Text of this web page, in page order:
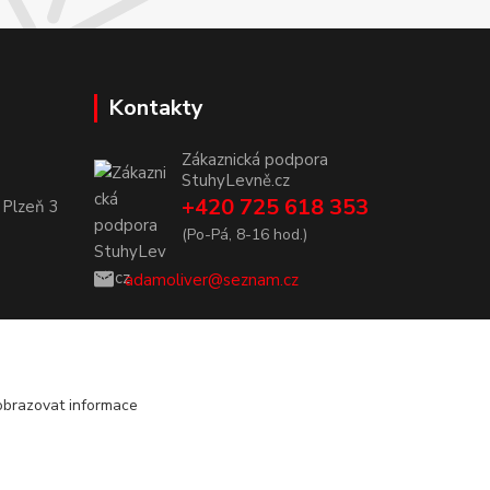
3
Kontakty
Zákaznická podpora
StuhyLevně.cz
+420 725 618 353
(Po-Pá, 8-16 hod.)
adamoliver@seznam.cz
informace